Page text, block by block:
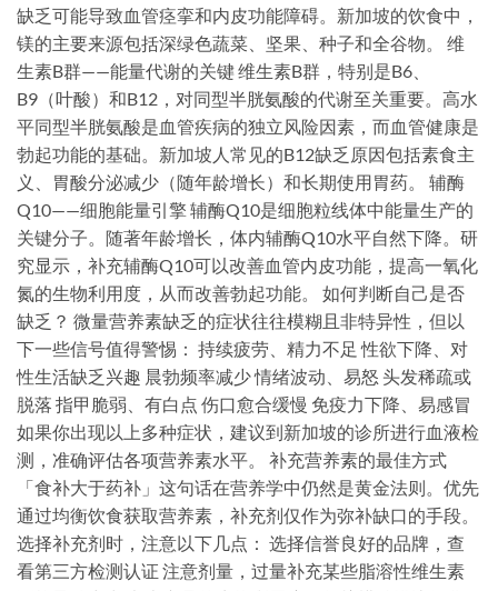
缺乏可能导致血管痉挛和内皮功能障碍。新加坡的饮食中，
镁的主要来源包括深绿色蔬菜、坚果、种子和全谷物。 维
生素B群——能量代谢的关键 维生素B群，特别是B6、
B9（叶酸）和B12，对同型半胱氨酸的代谢至关重要。高水
平同型半胱氨酸是血管疾病的独立风险因素，而血管健康是
勃起功能的基础。新加坡人常见的B12缺乏原因包括素食主
义、胃酸分泌减少（随年龄增长）和长期使用胃药。 辅酶
Q10——细胞能量引擎 辅酶Q10是细胞粒线体中能量生产的
关键分子。随著年龄增长，体内辅酶Q10水平自然下降。研
究显示，补充辅酶Q10可以改善血管内皮功能，提高一氧化
氮的生物利用度，从而改善勃起功能。 如何判断自己是否
缺乏？ 微量营养素缺乏的症状往往模糊且非特异性，但以
下一些信号值得警惕： 持续疲劳、精力不足 性欲下降、对
性生活缺乏兴趣 晨勃频率减少 情绪波动、易怒 头发稀疏或
脱落 指甲脆弱、有白点 伤口愈合缓慢 免疫力下降、易感冒
如果你出现以上多种症状，建议到新加坡的诊所进行血液检
测，准确评估各项营养素水平。 补充营养素的最佳方式
「食补大于药补」这句话在营养学中仍然是黄金法则。优先
通过均衡饮食获取营养素，补充剂仅作为弥补缺口的手段。
选择补充剂时，注意以下几点： 选择信誉良好的品牌，查
看第三方检测认证 注意剂量，过量补充某些脂溶性维生素